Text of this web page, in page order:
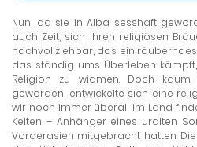
Nun, da sie in Alba sesshaft
auch Zeit, sich ihren religiösen
nachvollziehbar, das ein
das ständig ums Überleben
Religion zu widmen. Doch
geworden, entwickelte sich eine
wir noch immer überall im Land
Kelten – Anhänger eines uralten
Vorderasien mitgebracht hatten.